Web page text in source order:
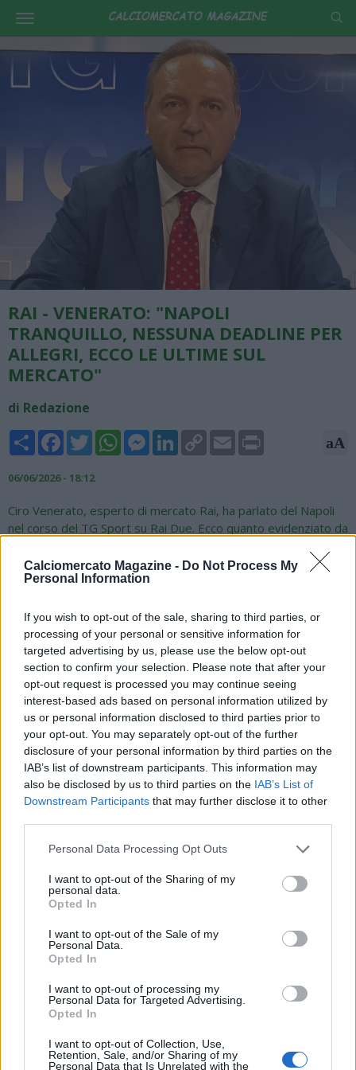
Calciomercato Magazine - Do Not Process My
Personal Information
If you wish to opt-out of the sale, sharing to third parties, or
processing of your personal or sensitive information for
targeted advertising by us, please use the below opt-out
section to confirm your selection. Please note that after your
opt-out request is processed you may continue seeing
interest-based ads based on personal information utilized by
us or personal information disclosed to third parties prior to
your opt-out. You may separately opt-out of the further
disclosure of your personal information by third parties on the
IAB’s list of downstream participants. This information may
also be disclosed by us to third parties on the IAB’s List of
Downstream Participants that may further disclose it to other
Personal Data Processing Opt Outs
I want to opt-out of the Sharing of my
personal data.
Opted In
I want to opt-out of the Sale of my
Personal Data.
Opted In
I want to opt-out of processing my
Personal Data for Targeted Advertising.
Opted In
I want to opt-out of Collection, Use,
Retention, Sale, and/or Sharing of my
Personal Data that Is Unrelated with the
RAI - VENERATO: "NAPOLI
TRANQUILLO, NESSUNA DEADLINE PER
ALLEGRI, ECCO LE ULTIME SUL
MERCATO"
di Redazione
Share FacebookTwitterWhatsAppMessengerLinkedInCopy
Link
Email aA
06/06/2026 - 18:12
Ciro Venerato, esperto di mercato Rai, ha parlato del Napoli
nel corso del TG Sport su Rai Due. Ecco quanto evidenziato da
tranquillo, c'è tutto il mese di giugno per andare avanti con la
trattativa per la rescissione con il Milan che, prima di dire
comunque è tutto fatto e non c'è nessuna deadline. Il Napoli,
nel frattempo, deve trovare un portiere: il nome è Kovar. Un
difensore centrale che possa essere, eventualmente, più
scafato di Marin e si tratta di Gila o Gatti. Per quanto riguarda
il centrocampo, bisogna aspettare ciò che accade al Milan, per
capire se Glasner, che potrebbe allenare i rossoneri, dirà si o
no a Rabiot, che è disponibile ad arrivare in Campania e
rimpiazzare Anguissa, che potrebbe andare all'estero, ma non
alla Juventus